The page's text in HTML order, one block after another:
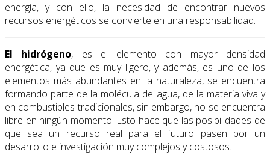
energía, y con ello, la necesidad de encontrar nuevos
recursos energéticos se convierte en una responsabilidad.
El hidrógeno, es el elemento con mayor densidad
energética, ya que es muy ligero, y además, es uno de los
elementos más abundantes en la naturaleza, se encuentra
formando parte de la molécula de agua, de la materia viva y
en combustibles tradicionales, sin embargo, no se encuentra
libre en ningún momento. Esto hace que las posibilidades de
que sea un recurso real para el futuro pasen por un
desarrollo e investigación muy complejos y costosos.